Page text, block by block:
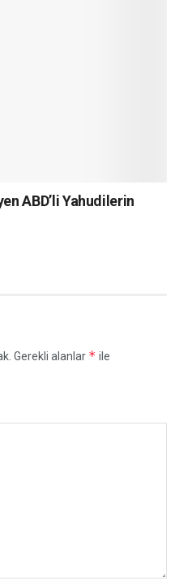
ABD’li Yahudilerin
Gerekli alanlar * ile